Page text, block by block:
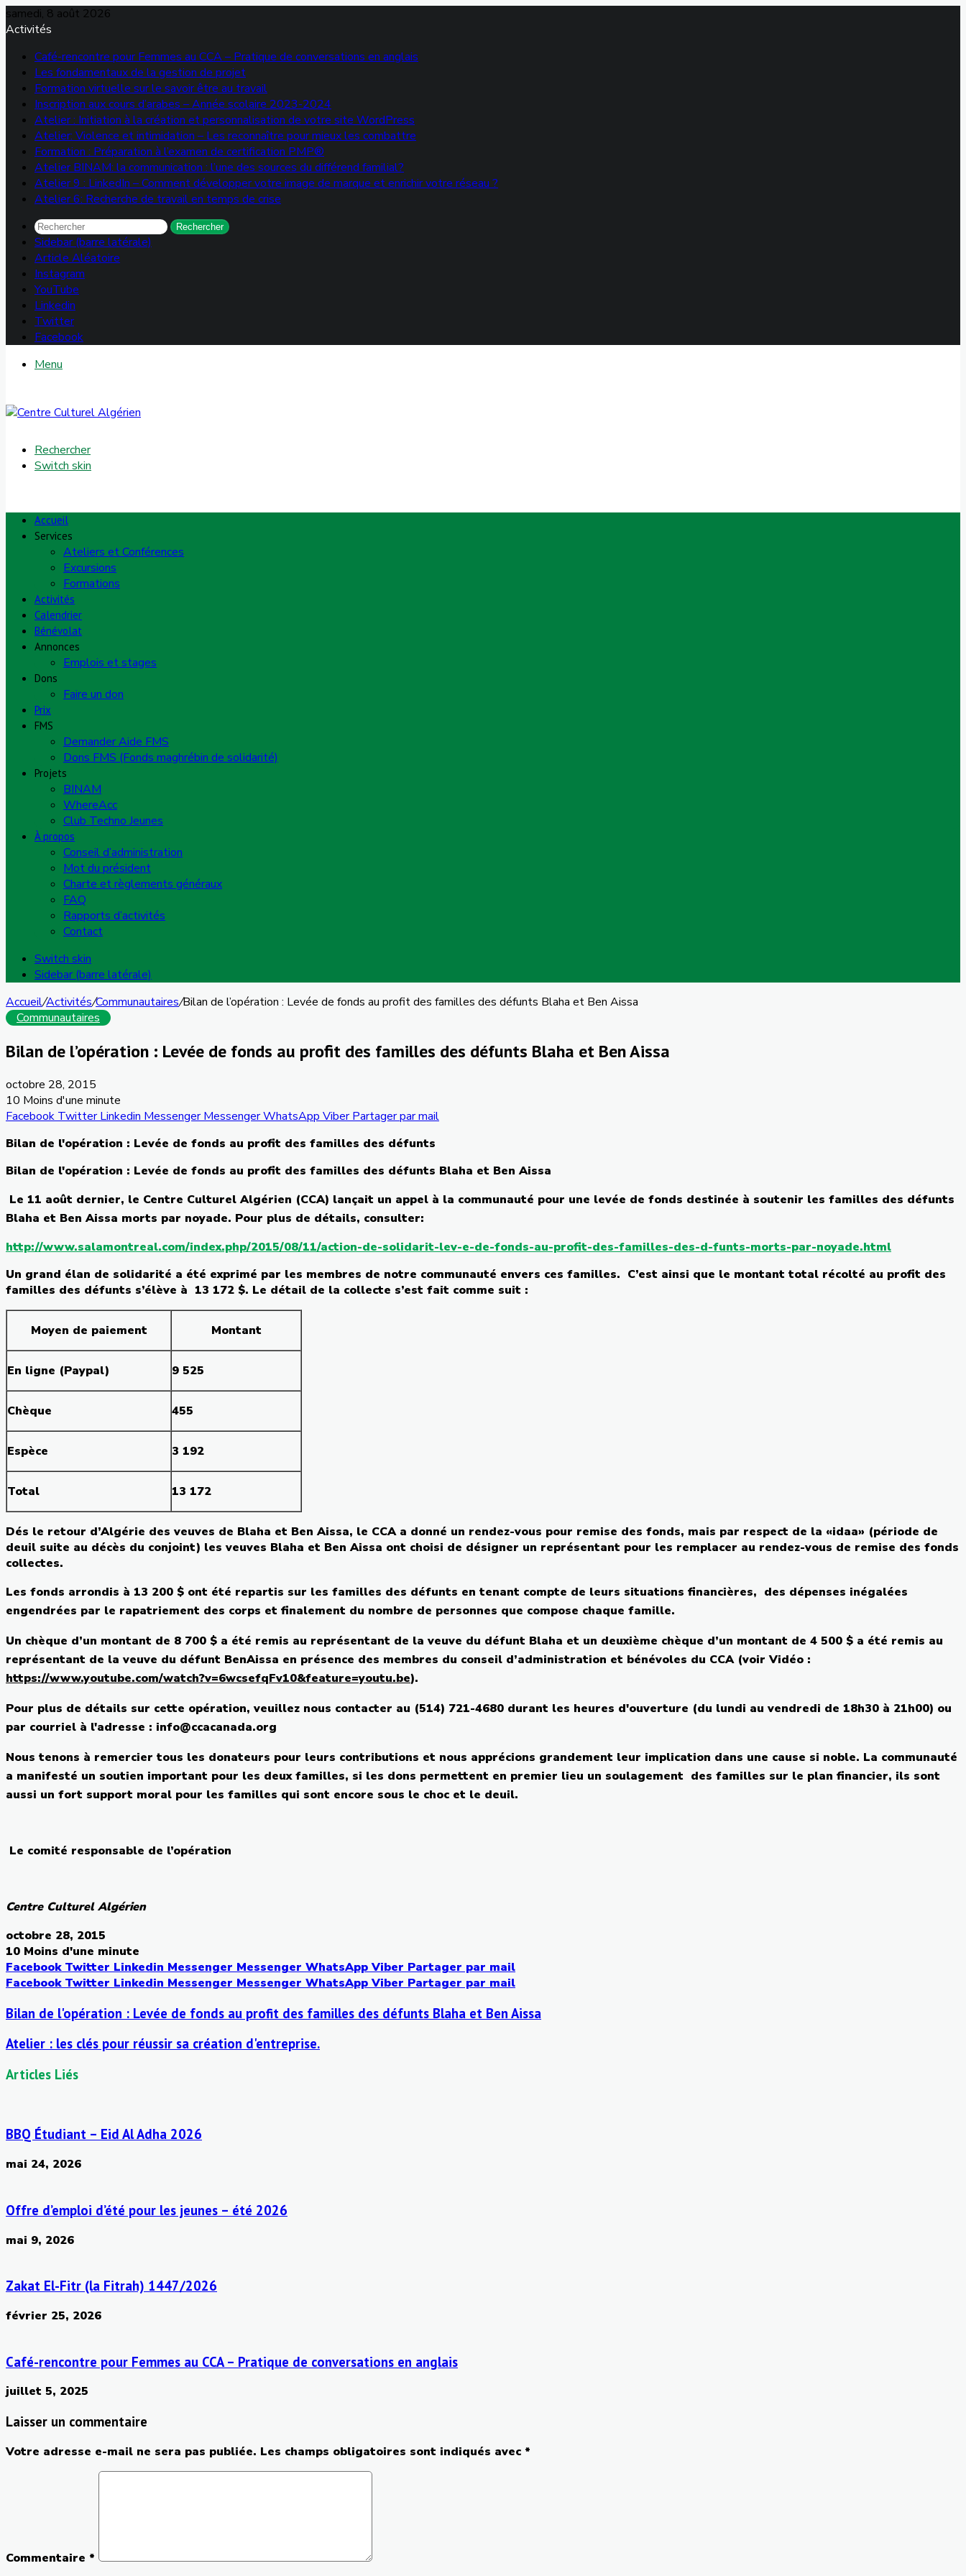
samedi, 8 août 2026
Activités
Café-rencontre pour Femmes au CCA – Pratique de conversations en anglais
Les fondamentaux de la gestion de projet
Formation virtuelle sur le savoir être au travail
Inscription aux cours d’arabes – Année scolaire 2023-2024
Atelier : Initiation à la création et personnalisation de votre site WordPress
Atelier: Violence et intimidation – Les reconnaître pour mieux les combattre
Formation : Préparation à l’examen de certification PMP®
Atelier BINAM: la communication : l’une des sources du différend familial?
Atelier 9 : LinkedIn – Comment développer votre image de marque et enrichir votre réseau ?
Atelier 6: Recherche de travail en temps de crise
Rechercher
Sidebar (barre latérale)
Article Aléatoire
Instagram
YouTube
Linkedin
Twitter
Facebook
Menu
Rechercher
Switch skin
Accueil
Services
Ateliers et Conférences
Excursions
Formations
Activités
Calendrier
Bénévolat
Annonces
Emplois et stages
Dons
Faire un don
Prix
FMS
Demander Aide FMS
Dons FMS (Fonds maghrébin de solidarité)
Projets
BINAM
WhereAcc
Club Techno Jeunes
À propos
Conseil d’administration
Mot du président
Charte et règlements généraux
FAQ
Rapports d’activités
Contact
Switch skin
Sidebar (barre latérale)
Accueil/Activités/Communautaires/Bilan de l’opération : Levée de fonds au profit des familles des défunts Blaha et Ben Aissa
Communautaires
Bilan de l’opération : Levée de fonds au profit des familles des défunts Blaha et Ben Aissa
octobre 28, 2015
10 Moins d'une minute
Facebook Twitter Linkedin Messenger MessengerWhatsApp Viber Partager par mail
Bilan de l'opération : Levée de fonds au profit des familles des défunts
Bilan de l'opération : Levée de fonds au profit des familles des défunts Blaha et BenAissa
Le 11 août dernier, le Centre Culturel Algérien (CCA) lançait un appel à la communauté pour une levée de fonds destinée à soutenir les familles des défunts
Blaha et BenAissa morts par noyade. Pour plus de détails, consulter:
http://www.salamontreal.com/index.php/2015/08/11/action-de-solidarit-lev-e-de-fonds-au-profit-des-familles-des-d-funts-morts-par-noyade.html
Un grand élan de solidarité a été exprimé par les membres de notre communauté envers ces familles. C’est ainsi que le montant total récolté au profit des
familles des défunts s’élève à 13 172 $. Le détail de la collecte s’est fait comme suit :
Moyen de paiement Montant
En ligne (Paypal) 9 525
Chèque 455
Espèce 3 192
Total 13 172
Dés le retour d’Algérie desveuves de Blaha et BenAissa, le CCAa donné un rendez-vous pour remise des fonds, mais par respect de la «idaa» (période de
deuil suite au décès du conjoint) lesveuves Blaha et BenAissa ont choisi de désigner un représentant pour les remplacer au rendez-vous de remise des fonds
collectes.
Les fonds arrondis à 13 200 $ ont été repartis sur les familles des défunts en tenant compte de leurs situations financières, des dépenses inégalées
engendrées par le rapatriement des corps et finalement du nombre de personnes que compose chaque famille.
Un chèque d’un montant de 8 700 $ a été remis au représentant de laveuve du défunt Blaha et un deuxième chèque d’un montant de 4 500 $ a été remis au
représentant de laveuve du défunt BenAissa en présence des membres du conseil d’administration et bénévoles du CCA(voir Vidéo :
https://www.youtube.com/watch?v=6wcsefqFv10&feature=youtu.be).
Pour plus de détails sur cette opération,veuillez nous contacter au (514) 721-4680 durant les heures d'ouverture (du lundi auvendredi de 18h30 à 21h00) ou
par courriel à l'adresse : info@ccacanada.org
Nous tenons à remercier tous les donateurs pour leurs contributions et nous apprécions grandement leur implication dans une cause si noble. La communauté
a manifesté un soutien important pour les deux familles, si les dons permettent en premier lieu un soulagement des familles sur le plan financier, ils sont
aussi un fort support moral pour les familles qui sont encore sous le choc et le deuil.
Le comité responsable de l’opération
Centre Culturel Algérien
octobre 28, 2015
10 Moins d'une minute
Facebook Twitter Linkedin Messenger Messenger WhatsApp Viber Partager par mail
Facebook Twitter Linkedin Messenger Messenger WhatsApp Viber Partager par mail
Bilan de l'opération : Levée de fonds au profit des familles des défunts Blaha et Ben Aissa
Atelier : les clés pour réussir sa création d'entreprise.
Articles Liés
BBQ Étudiant – Eid Al Adha 2026
mai 24, 2026
Offre d’emploi d’été pour les jeunes – été 2026
mai 9, 2026
Zakat El-Fitr (la Fitrah) 1447/2026
février 25, 2026
Café-rencontre pour Femmes au CCA – Pratique de conversations en anglais
juillet 5, 2025
Laisser un commentaire
Votre adresse e-mail ne sera pas publiée. Les champs obligatoires sont indiqués avec *
Commentaire *